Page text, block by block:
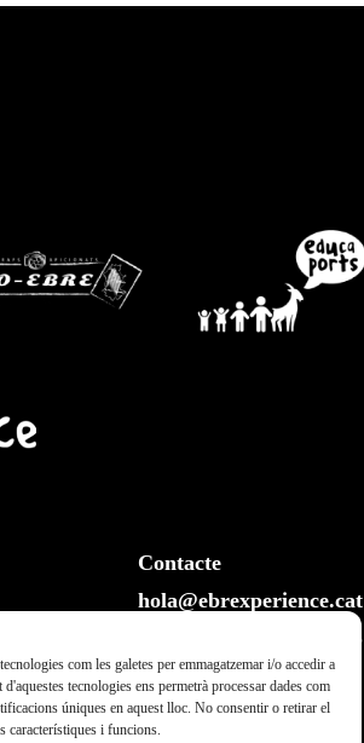
com les galetes per emmagatzemar i/o accedir a
tecnologies ens permetrà processar dades com
úniques en aquest lloc. No consentir o retirar el
característiques i funcions.
Contacte
hola@ebrexperience.cat
610 20 33 25